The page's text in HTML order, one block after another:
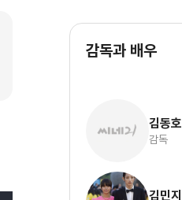
감독과 배우
김동호
감독
김민지